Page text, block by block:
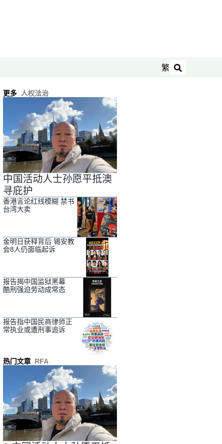
繁
搜索
更多 人权法治
中国活动人士孙愿平抵澳
寻庇护
香港言论红线模糊 禁书
台湾大卖
金明日获释背后 锡安教
会8人仍面临起诉
报告揭中国监狱黑幕
酷刑强迫劳动成常态
报告指中国民商律师正
常执业或遭刑事追诉
热门文章 RFA